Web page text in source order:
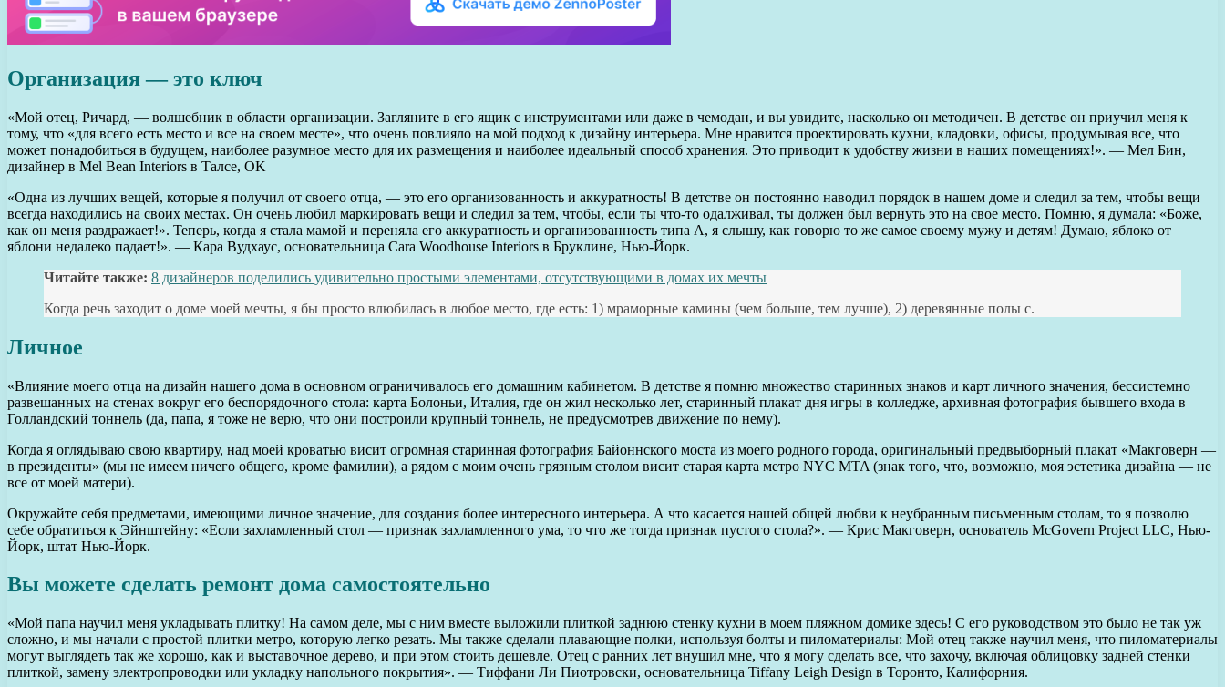
Организация — это ключ
«Мой отец, Ричард, — волшебник в области организации. Загляните в его ящик с инструментами или даже в чемодан, и вы увидите, насколько он методичен. В детстве он приучил меня к
тому, что «для всего есть место и все на своем месте», что очень повлияло на мой подход к дизайну интерьера. Мне нравится проектировать кухни, кладовки, офисы, продумывая все, что
может понадобиться в будущем, наиболее разумное место для их размещения и наиболее идеальный способ хранения. Это приводит к удобству жизни в наших помещениях!». — Мел Бин,
дизайнер в Mel Bean Interiors в Талсе, OK
«Одна из лучших вещей, которые я получил от своего отца, — это его организованность и аккуратность! В детстве он постоянно наводил порядок в нашем доме и следил за тем, чтобы вещи
всегда находились на своих местах. Он очень любил маркировать вещи и следил за тем, чтобы, если ты что-то одалживал, ты должен был вернуть это на свое место. Помню, я думала: «Боже,
как он меня раздражает!». Теперь, когда я стала мамой и переняла его аккуратность и организованность типа А, я слышу, как говорю то же самое своему мужу и детям! Думаю, яблоко от
яблони недалеко падает!». — Кара Вудхаус, основательница Cara Woodhouse Interiors в Бруклине, Нью-Йорк.
Читайте также: 8 дизайнеров поделились удивительно простыми элементами, отсутствующими в домах их мечты
Когда речь заходит о доме моей мечты, я бы просто влюбилась в любое место, где есть: 1) мраморные камины (чем больше, тем лучше), 2) деревянные полы с.
Личное
«Влияние моего отца на дизайн нашего дома в основном ограничивалось его домашним кабинетом. В детстве я помню множество старинных знаков и карт личного значения, бессистемно
развешанных на стенах вокруг его беспорядочного стола: карта Болоньи, Италия, где он жил несколько лет, старинный плакат дня игры в колледже, архивная фотография бывшего входа в
Голландский тоннель (да, папа, я тоже не верю, что они построили крупный тоннель, не предусмотрев движение по нему).
Когда я оглядываю свою квартиру, над моей кроватью висит огромная старинная фотография Байоннского моста из моего родного города, оригинальный предвыборный плакат «Макговерн —
в президенты» (мы не имеем ничего общего, кроме фамилии), а рядом с моим очень грязным столом висит старая карта метро NYC MTA (знак того, что, возможно, моя эстетика дизайна — не
все от моей матери).
Окружайте себя предметами, имеющими личное значение, для создания более интересного интерьера. А что касается нашей общей любви к неубранным письменным столам, то я позволю
себе обратиться к Эйнштейну: «Если захламленный стол — признак захламленного ума, то что же тогда признак пустого стола?». — Крис Макговерн, основатель McGovern Project LLC, Нью-
Йорк, штат Нью-Йорк.
Вы можете сделать ремонт дома самостоятельно
«Мой папа научил меня укладывать плитку! На самом деле, мы с ним вместе выложили плиткой заднюю стенку кухни в моем пляжном домике здесь! С его руководством это было не так уж
сложно, и мы начали с простой плитки метро, которую легко резать. Мы также сделали плавающие полки, используя болты и пиломатериалы: Мой отец также научил меня, что пиломатериалы
могут выглядеть так же хорошо, как и выставочное дерево, и при этом стоить дешевле. Отец с ранних лет внушил мне, что я могу сделать все, что захочу, включая облицовку задней стенки
плиткой, замену электропроводки или укладку напольного покрытия». — Тиффани Ли Пиотровски, основательница Tiffany Leigh Design в Торонто, Калифорния.